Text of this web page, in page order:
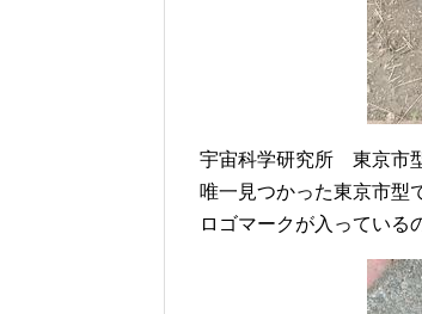
宇宙科学研究所 東京市
唯一見つかった東京市型
ロゴマークが入っている